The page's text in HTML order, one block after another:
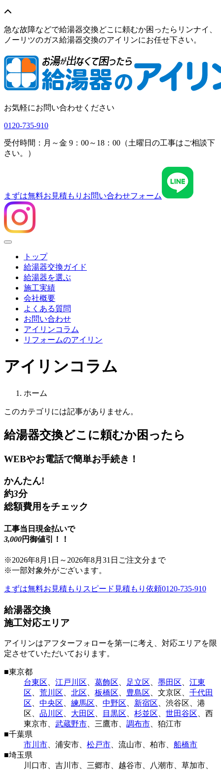
急な故障などで給湯器交換どこに頼むか困ったらリンナイ、
ノーリツのガス給湯器交換のアイリンにお任せ下さい。
お気軽にお問い合わせください
0120-735-910
受付時間：月～金 9：00～18：00（土曜日の工事はご相談下
さい。）
まずは無料お見積もり お問い合わせフォーム
Menu
トップ
給湯器交換ガイド
給湯器を選ぶ
施工実績
会社概要
よくある質問
お問い合わせ
アイリンコラム
リフォームのアイリン
アイリンコラム
ホーム
このカテゴリには記事がありません。
給湯器交換どこに頼むか困ったら
WEBやお電話で簡単お手続き！
かんたん!
約3分
総額費用をチェック
工事当日現金払いで
3,000円御値引！！
※2026年8月1日 ～ 2026年8月31日 ご注文分まで
※一部対象外がございます。
まずは無料お見積もり スピード見積もり依頼0120-735-910
給湯器交換
施工対応エリア
アイリンはアフターフォローを第一に考え、対応エリアを限
定させていただいております。
■東京都
台東区
江戸川区 葛飾区 足立区 墨田区
江東
区
荒川区 北区 板橋区 豊島区 文京区
千代田
区
中央区 練馬区 中野区 新宿区 渋谷区
港
区
品川区 大田区 目黒区 杉並区 世田谷区
西
東京市
武蔵野市 三鷹市 調布市
狛江市
■千葉県
市川市
浦安市 松戸市 流山市 柏市
船橋市
■埼玉県
川口市
吉川市 三郷市 越谷市 八潮市 草加市